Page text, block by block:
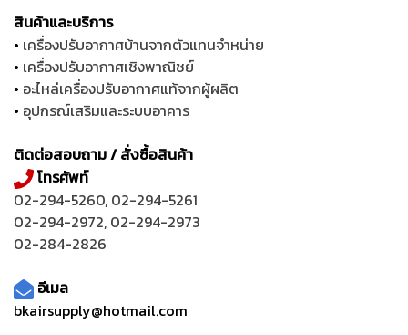
สินค้าและบริการ
• เครื่องปรับอากาศบ้านจากตัวแทนจำหน่าย
• เครื่องปรับอากาศเชิงพาณิชย์
• อะไหล่เครื่องปรับอากาศแท้จากผู้ผลิต
• อุปกรณ์เสริมและระบบอาคาร
ติดต่อสอบถาม / สั่งซื้อสินค้า
โทรศัพท์
02-294-5260, 02-294-5261
02-294-2972, 02-294-2973
02-284-2826
อีเมล
bkairsupply@hotmail.com